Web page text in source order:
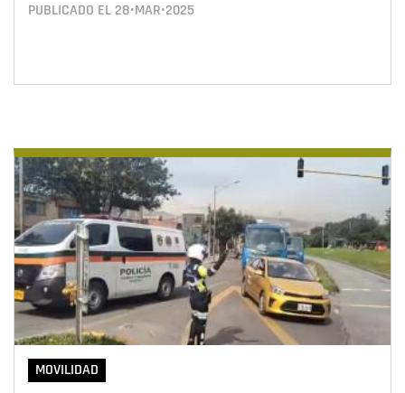
PUBLICADO EL 28•MAR•2025
MOVILIDAD